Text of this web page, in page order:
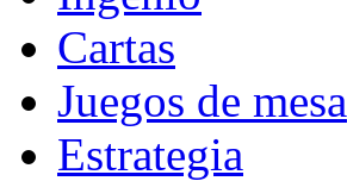
Cartas
Juegos de mesa
Estrategia